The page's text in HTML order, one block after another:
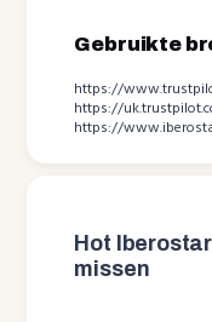
Gebruikte
https://
https://
https://
Hot
missen